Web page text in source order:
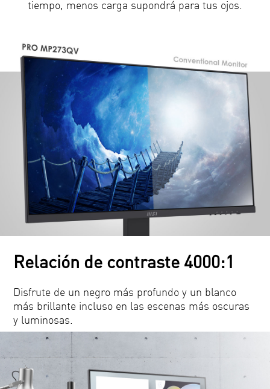
tiempo, menos carga supondrá para tus ojos.
Relación de contraste 4000:1
Disfrute de un negro más profundo y un blanco
más brillante incluso en las escenas más oscuras
y luminosas.